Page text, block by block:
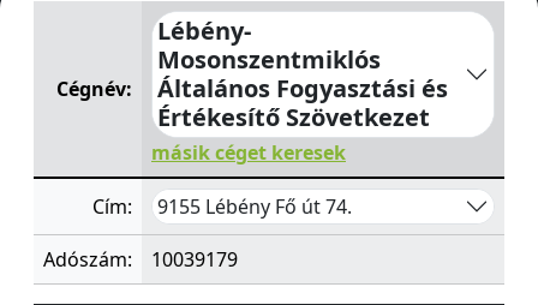
Lébény-Mosonszentmiklós Általános Fogyasztási és
Cégnév:
Lébény-
Mosonszentmiklós
Általános Fogyasztási és
Értékesítő Szövetkezet
másik céget keresek
Cím: 9155 Lébény Fő út 74.
Adószám: 10039179